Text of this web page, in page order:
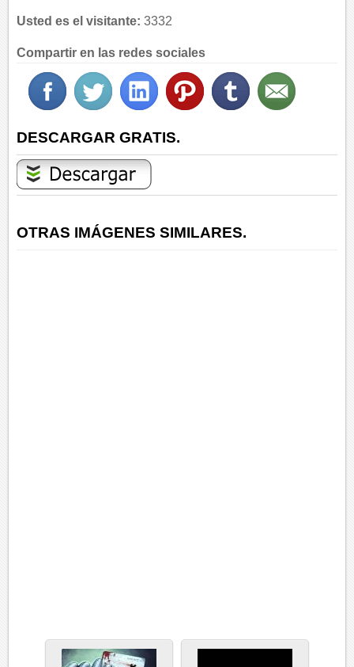
Usted es el visitante: 3332
Compartir en las redes sociales
DESCARGAR GRATIS.
OTRAS IMÁGENES SIMILARES.